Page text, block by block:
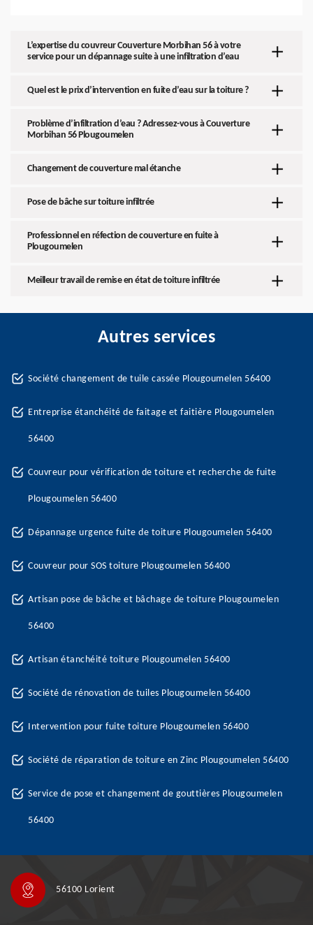
L’expertise du couvreur Couverture Morbihan 56 à votre
service pour un dépannage suite à une infiltration d’eau
Quel est le prix d’intervention en fuite d’eau sur la toiture ?
Problème d’infiltration d’eau ? Adressez-vous à Couverture
Morbihan 56 Plougoumelen
Changement de couverture mal étanche
Pose de bâche sur toiture infiltrée
Professionnel en réfection de couverture en fuite à
Plougoumelen
Meilleur travail de remise en état de toiture infiltrée
Autres services
Société changement de tuile cassée Plougoumelen 56400
Entreprise étanchéité de faitage et faitière Plougoumelen
56400
Couvreur pour vérification de toiture et recherche de fuite
Plougoumelen 56400
Dépannage urgence fuite de toiture Plougoumelen 56400
Couvreur pour SOS toiture Plougoumelen 56400
Artisan pose de bâche et bâchage de toiture Plougoumelen
56400
Artisan étanchéité toiture Plougoumelen 56400
Société de rénovation de tuiles Plougoumelen 56400
Intervention pour fuite toiture Plougoumelen 56400
Société de réparation de toiture en Zinc Plougoumelen 56400
Service de pose et changement de gouttières Plougoumelen
56400
56100 Lorient